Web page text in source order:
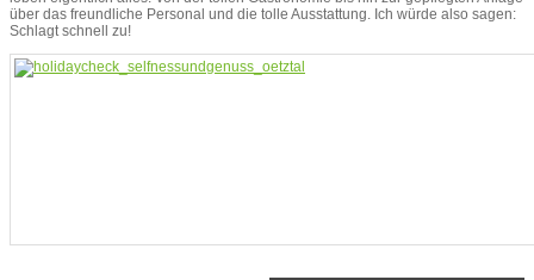
über das freundliche Personal und die tolle Ausstattung. Ich würde also sagen:
Schlagt schnell zu!